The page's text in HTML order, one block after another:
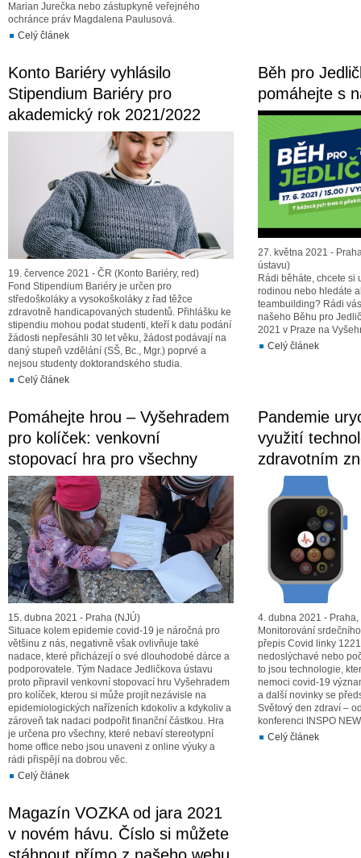
Marian Jurečka nebo zástupkyně veřejného
ochránce práv Magdalena Paulusová.
Celý článek
Konto Bariéry vyhlásilo
Stipendium Bariéry pro
akademický rok 2021/2022
19. července 2021 - ČR (Konto Bariéry, red)
Fond Stipendium Bariéry je určen pro
středoškoláky a vysokoškoláky z řad těžce
zdravotně handicapovaných studentů. Přihlášku ke
stipendiu mohou podat studenti, kteří k datu podání
žádosti nepřesáhli 30 let věku, žádost podávají na
daný stupeň vzdělání (SŠ, Bc., Mgr.) poprvé a
nejsou studenty doktorandského studia.
Celý článek
Běh pro
pomáhejte s
27. května 2021 -
ústavu)
Rádi běháte, chcete si
rodinou nebo hledáte
teambuilding? Rádi
našeho Běhu pro
2021 v Praze na
Celý článek
Pomáhejte hrou – Vyšehradem
pro kolíček: venkovní
stopovací hra pro všechny
15. dubna 2021 - Praha (NJÚ)
Situace kolem epidemie covid-19 je náročná pro
většinu z nás, negativně však ovlivňuje také
nadace, které přicházejí o své dlouhodobé dárce a
podporovatele. Tým Nadace Jedličkova ústavu
proto připravil venkovní stopovací hru Vyšehradem
pro kolíček, kterou si může projít nezávisle na
epidemiologických nařízeních kdokoliv a kdykoliv a
zároveň tak nadaci podpořit finanční částkou. Hra
je určena pro všechny, které nebaví stereotypní
home office nebo jsou unaveni z online výuky a
rádi přispějí na dobrou věc.
Celý článek
Pandemie
využití
zdravotním
4. dubna 2021 -
Monitorování
přepis Covid linky
nedoslýchavé nebo
to jsou technologie,
nemoci covid-19
a další novinky se
Světový den zdraví –
konferenci INSPO
Celý článek
Magazín VOZKA od jara 2021
v novém hávu. Číslo si můžete